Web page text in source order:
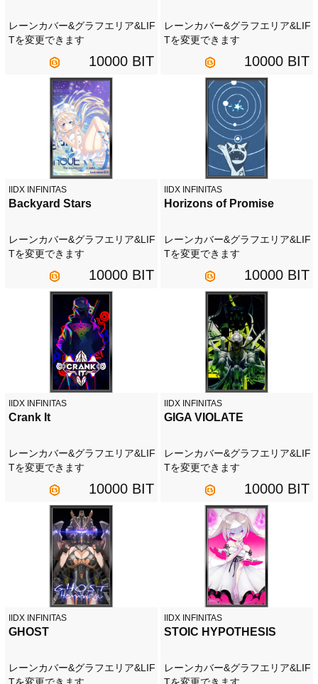
レーンカバー&グラフエリア&LIF
Tを変更できます
10000 BIT
レーンカバー&グラフエリア&LIF
Tを変更できます
10000 BIT
IIDX INFINITAS
Backyard Stars
レーンカバー&グラフエリア&LIF
Tを変更できます
10000 BIT
IIDX INFINITAS
Horizons of Promise
レーンカバー&グラフエリア&LIF
Tを変更できます
10000 BIT
IIDX INFINITAS
Crank It
レーンカバー&グラフエリア&LIF
Tを変更できます
10000 BIT
IIDX INFINITAS
GIGA VIOLATE
レーンカバー&グラフエリア&LIF
Tを変更できます
10000 BIT
IIDX INFINITAS
GHOST
レーンカバー&グラフエリア&LIF
Tを変更できます
IIDX INFINITAS
STOIC HYPOTHESIS
レーンカバー&グラフエリア&LIF
Tを変更できます